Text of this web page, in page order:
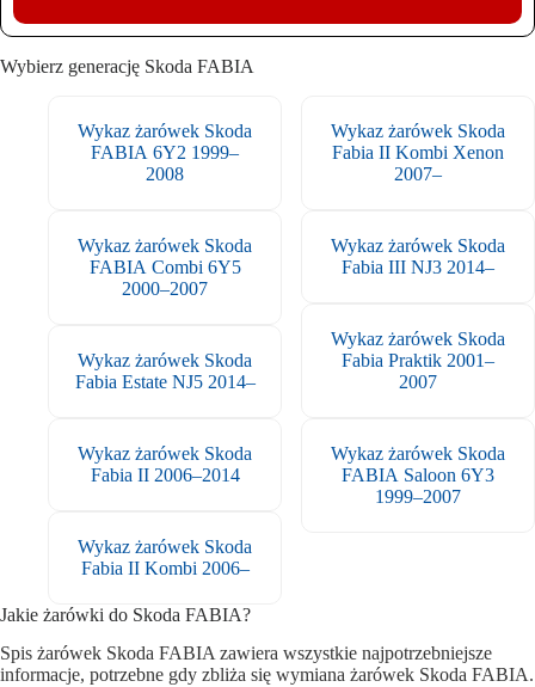
Wybierz generację Skoda FABIA
Wykaz żarówek Skoda
FABIA 6Y2 1999–
2008
Wykaz żarówek Skoda
FABIA Combi 6Y5
2000–2007
Wykaz żarówek Skoda
Fabia Estate NJ5 2014–
Wykaz żarówek Skoda
Fabia II 2006–2014
Wykaz żarówek Skoda
Fabia II Kombi 2006–
Wykaz żarówek Skoda
Fabia II Kombi Xenon
2007–
Wykaz żarówek Skoda
Fabia III NJ3 2014–
Wykaz żarówek Skoda
Fabia Praktik 2001–
2007
Wykaz żarówek Skoda
FABIA Saloon 6Y3
1999–2007
Jakie żarówki do Skoda FABIA?
Spis żarówek Skoda FABIA zawiera wszystkie najpotrzebniejsze
informacje, potrzebne gdy zbliża się wymiana żarówek Skoda FABIA.